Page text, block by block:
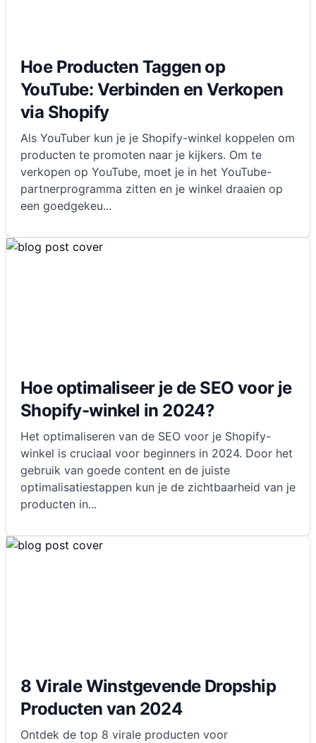
Hoe Producten Taggen op
YouTube: Verbinden en Verkopen
via Shopify
Als YouTuber kun je je Shopify-winkel koppelen om
producten te promoten naar je kijkers. Om te
verkopen op YouTube, moet je in het YouTube-
partnerprogramma zitten en je winkel draaien op
een goedgekeu...
Hoe optimaliseer je de SEO voor je
Shopify-winkel in 2024?
Het optimaliseren van de SEO voor je Shopify-
winkel is cruciaal voor beginners in 2024. Door het
gebruik van goede content en de juiste
optimalisatiestappen kun je de zichtbaarheid van je
producten in...
8 Virale Winstgevende Dropship
Producten van 2024
Ontdek de top 8 virale producten voor